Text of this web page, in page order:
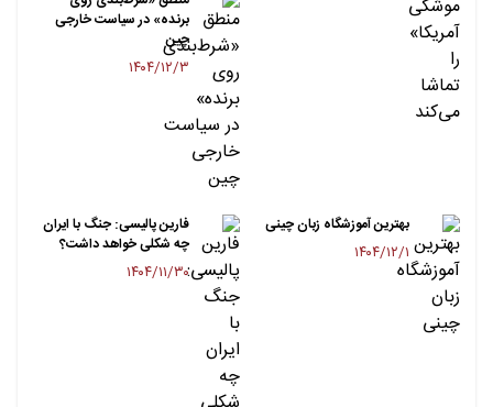
برنده» در سیاست خارجی
چین
۱۴۰۴/۱۲/۳
بهترین آموزشگاه زبان چینی
۱۴۰۴/۱۲/۱
فارین پالیسی: جنگ با ایران
چه شکلی خواهد داشت؟
۱۴۰۴/۱۱/۳۰